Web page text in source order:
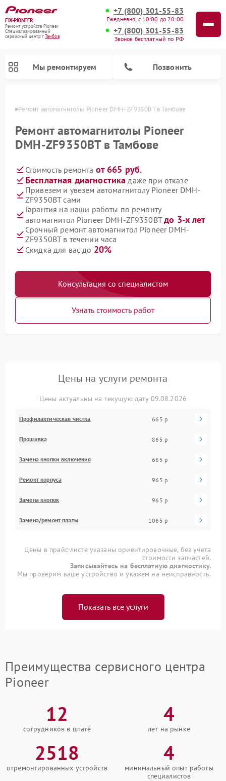
FIX-PIONEER
Ремонт устройств Pioneer
Специализированный
cервисный центр г.Тамбов
+7 (800) 301-55-83
Ежедневно, с 10:00 до 20:00
+7 (800) 301-55-83
Звонок бесплатный по РФ
Мы ремонтируем Позвонить
Ремонт автомагнитолы Pioneer DMH-ZF9350BT в Тамбове
Ремонт автомагнитолы Pioneer
DMH-ZF9350BT в Тамбове
Стоимость ремонта от 665 руб.
Бесплатная диагностика даже при отказе
Привезем и увезем автомагнитолу Pioneer DMH-
ZF9350BT сами
Гарантия на наши работы по ремонту
автомагнитол Pioneer DMH-ZF9350BTдо 3-х лет
Срочный ремонт автомагнитол Pioneer DMH-
ZF9350BT в течении часа
Скидка для вас до 20%
Консультация со специалистом
Узнать стоимость работ
Цены на услуги ремонта
Цены актуальны на текущую дату 09.08.2026
Профилактическая чистка 665 р
Прошивка 865 р
Замена кнопки включения 665 р
Ремонт корпуса 965 р
Замена кнопок 965 р
Замена/ремонт платы 1065 р
Цены в прайс-листе указаны ориентировочные, без учета
стоимости запчастей.
Записывайтесь на бесплатную диагностику.
Мы проверим ваше устройство и укажем на неисправность.
Показать все услуги
Преимущества сервисного центра
Pioneer
12
сотрудников в штате
4
лет на рынке
2518
отремонтированных устройств
4
минимальный опыт работы
специалистов